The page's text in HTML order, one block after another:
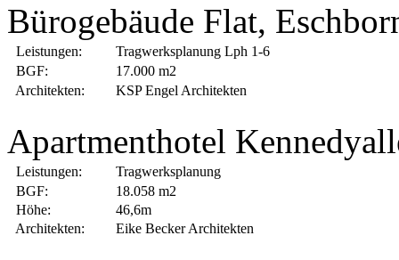
Bürogebäude Flat,
Leistungen:
Tragwerksplanung Lph 1-6
BGF:
17.000 m2
Architekten:
KSP Engel Architekten
Apartmenthotel
Leistungen:
Tragwerksplanung
BGF:
18.058 m2
Höhe:
46,6m
Architekten:
Eike Becker Architekten